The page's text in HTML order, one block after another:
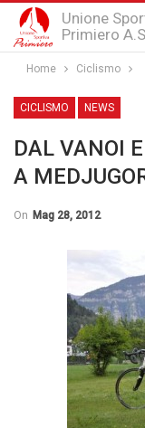
Unione
Primiero
Home Ciclismo
CICLISMO NEWS
DAL VANOI
A
On Mag 28, 2012